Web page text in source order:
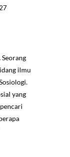
Seorang
ilmu
yang